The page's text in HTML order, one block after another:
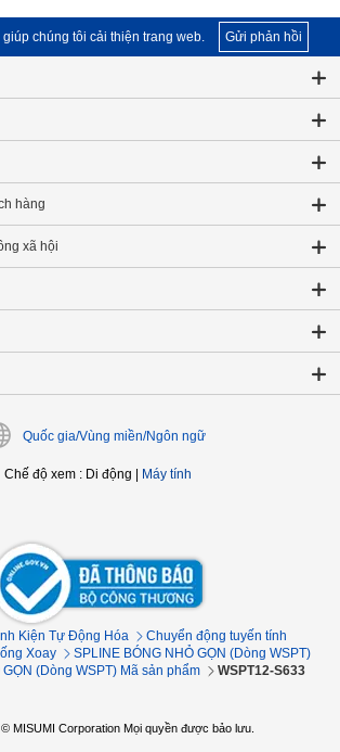
chúng tôi cải thiện trang web. Gửi phản hồi
hàng
xã hội
Quốc gia/Vùng miền/Ngôn ngữ
Chế độ xem: Di động Máy tính
Kiện Tự Động Hóa
Chuyển động tuyến tính
Xoay
SPLINE BÓNG NHỎ GỌN (Dòng WSPT)
(Dòng WSPT) Mã sản phẩm
WSPT12-S633
MISUMI Corporation Mọi quyền được bảo lưu.